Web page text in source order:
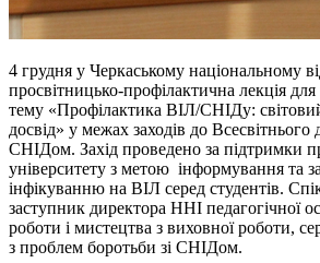
4 грудня у Черкаському національному
просвітницько-профілактична лекція
тему «Профiлактика ВIЛ/СНIДу:
досвід» у межах заходів до Всесвітнього
СНІДом. Захід проведено за підтримки
університету з метою інформування та
інфікуванню на ВІЛ серед студентів.
заступник директора ННІ педагогічної
роботи і мистецтва з виховної роботи,
з проблем боротьби зі СНІДом.